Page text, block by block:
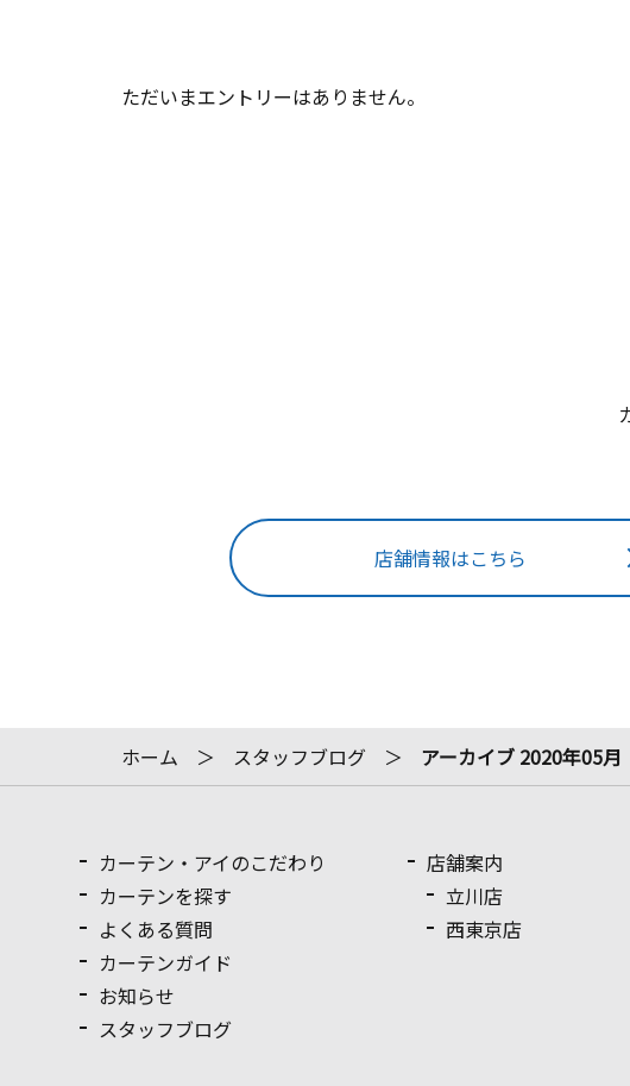
ただいまエントリーはありません。
店舗情報はこちら
ホーム スタッフブログ アーカイブ 2020年05月
カーテン・アイのこだわり
カーテンを探す
よくある質問
カーテンガイド
お知らせ
スタッフブログ
店舗案内
立川店
西東京店